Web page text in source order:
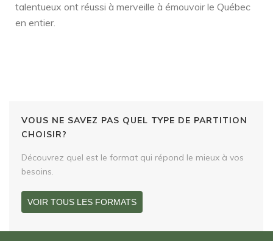
talentueux ont réussi à merveille à émouvoir le Québec
en entier.
VOUS NE SAVEZ PAS QUEL TYPE DE PARTITION
CHOISIR?
Découvrez quel est le format qui répond le mieux à vos
besoins.
VOIR TOUS LES FORMATS